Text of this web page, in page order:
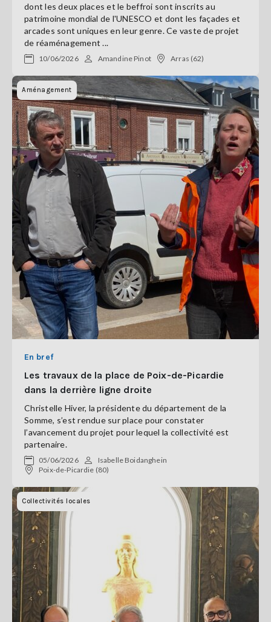
dont les deux places et le beffroi sont inscrits au
patrimoine mondial de l'UNESCO et dont les façades et
arcades sont uniques en leur genre. Ce vaste de projet
de réaménagement ...
10/06/2026 Amandine Pinot Arras (62)
Aménagement
En bref
Les travaux de la place de Poix-de-Picardie
dans la derrière ligne droite
Christelle Hiver, la présidente du département de la
Somme, s’est rendue sur place pour constater
l’avancement du projet pour lequel la collectivité est
partenaire.
05/06/2026
Isabelle Boidanghein
Poix-de-Picardie (80)
Collectivités locales